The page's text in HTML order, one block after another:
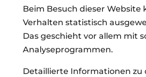
Beim Besuch dieser Website
Verhalten statistisch
Das geschieht vor allem mit
Analyseprogrammen.
Detaillierte Informationen zu